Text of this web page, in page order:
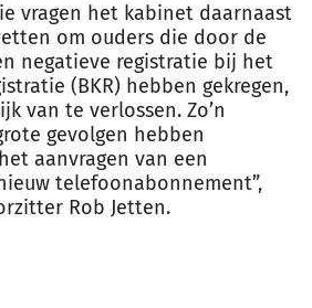
vragen het kabinet daarnaast
om ouders die door de
negatieve registratie bij het
(BKR) hebben gekregen,
van te verlossen. Zo’n
gevolgen hebben
aanvragen van een
telefoonabonnement”,
Rob Jetten.